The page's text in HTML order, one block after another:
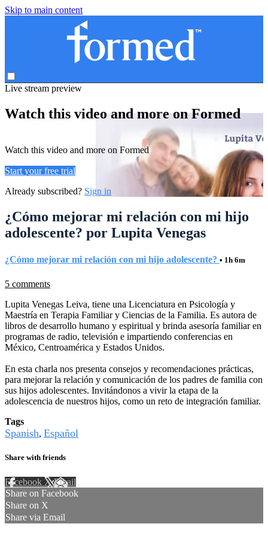
Skip to main content
Live stream preview
Watch this video and more on Formed
Watch this video and more on Formed
Start your free trial
Already subscribed? Sign in
¿Cómo mejorar mi relación con mi hijo
adolescente? por Lupita Venegas
¿Cómo mejorar mi relación con mi hijo adolescente? • 1h 6m
5 comments
Lupita Venegas Leiva, tiene una Licenciatura en Psicología y
Maestría en Terapia Familiar y Ciencias de la Familia. Es autora de
libros de desarrollo humano y espiritual y brinda asesoría familiar en
programas de radio, televisión e impartiendo conferencias en
México, Centroamérica y Estados Unidos.
En esta charla nos presenta consejos y recomendaciones prácticas,
para mejorar la relación y comunicación de los padres de familia con
sus hijos adolescentes. Invitándonos a vivir la etapa de la
adolescencia de nuestros hijos, como un reto de integración familiar.
Tags
Spanish, Español
Share with friends
Facebook XEmail
Share on Facebook
Share on X
Share via Email